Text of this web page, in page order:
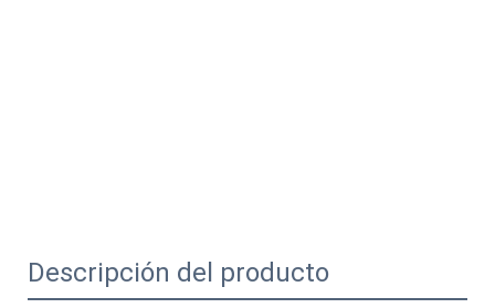
Descripción del producto